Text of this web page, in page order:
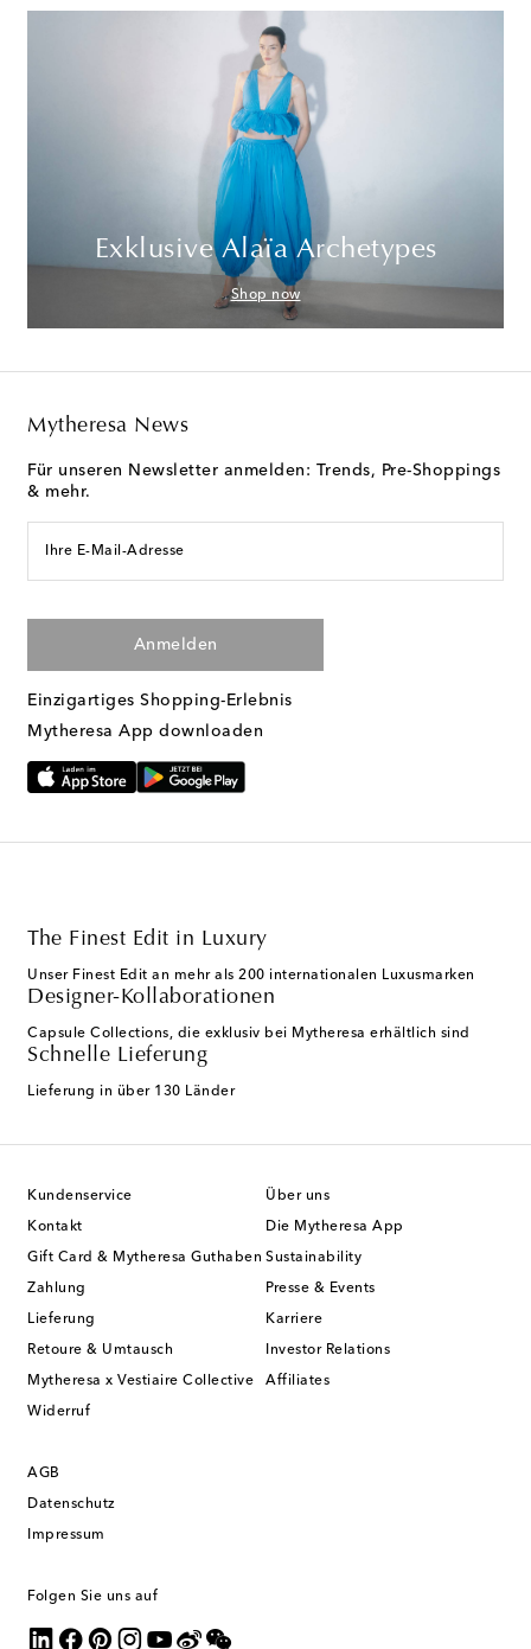
Exklusive Alaïa Archetypes
Shop now
Mytheresa News
Für unseren Newsletter anmelden: Trends, Pre-Shoppings
& mehr.
Ihre E-Mail-Adresse
Anmelden
Einzigartiges Shopping-Erlebnis
Mytheresa App downloaden
The Finest Edit in Luxury
Unser Finest Edit an mehr als 200 internationalen Luxusmarken
Designer-Kollaborationen
Capsule Collections, die exklusiv bei Mytheresa erhältlich sind
Schnelle Lieferung
Lieferung in über 130 Länder
Kundenservice
Kontakt
Gift Card & Mytheresa Guthaben
Zahlung
Lieferung
Retoure & Umtausch
Mytheresa x Vestiaire Collective
Widerruf
Über uns
Die Mytheresa App
Sustainability
Presse & Events
Karriere
Investor Relations
Affiliates
AGB
Datenschutz
Impressum
Folgen Sie uns auf